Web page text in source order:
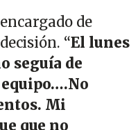
de
“El lunes
seguía de
Mi
que no